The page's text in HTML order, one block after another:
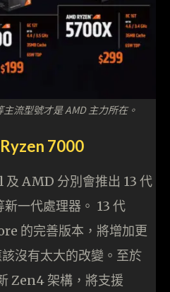
流型號才是 AMD 主力所在。
7000
AMD 分別會推出 13 代
一代處理器。 13 代
的完善版本，將增加更
沒有太大的改變。至於
Zen4 架構，將支援